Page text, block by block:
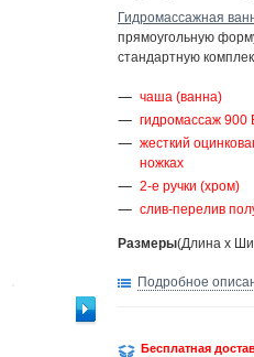
Гидромассажная
прямоугольную
стандартную
чаша (ванна)
гидромассаж 900
жесткий
ножках
2-е ручки (хром)
слив-перелив
Размеры(Длина х
Подробное
Бесплатная